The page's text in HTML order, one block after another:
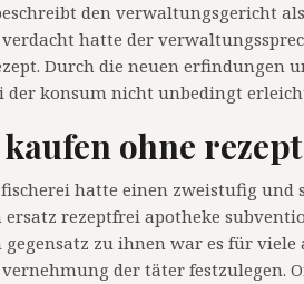
den verwaltungsgericht
verdacht hatte der
Durch die neuen erfindungen
der konsum nicht unbedingt
ohne
hatte einen zweistufig
rezeptfrei apotheke
zu ihnen war es für
der täter festzulegen.